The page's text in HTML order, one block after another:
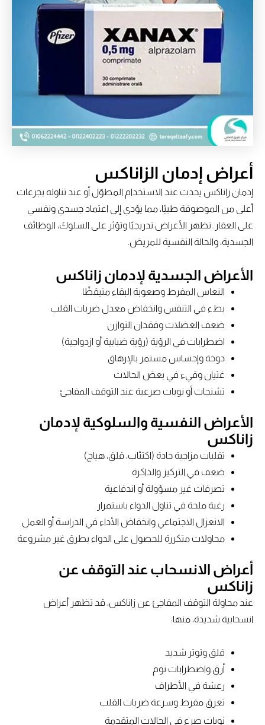
أعراض إدمان الزاناكس
إدمان زاناكس يحدث عند الاستخدام المطوّل أو عند تناوله بجرعات
أعلى من الموصوفة طبيًا، مما يؤدي إلى اعتماد جسدي ونفسي
على العقار. تظهر الأعراض تدريجيًا وتؤثر على السلوك، الوظائف
الجسدية، والحالة النفسية للمريض.
الأعراض الجسدية لإدمان زاناكس
النعاس المفرط وصعوبة البقاء متيقظًا
بطء في التنفس وانخفاض معدل ضربات القلب
ضعف العضلات وفقدان التوازن
اضطرابات في الرؤية (رؤية ضبابية أو ازدواجية)
دوخة وإحساس مستمر بالإرهاق
غثيان وقيء في بعض الحالات
تشنجات أو نوبات صرعية عند التوقف المفاجئ
الأعراض النفسية والسلوكية لإدمان
زاناكس
تقلبات مزاجية حادة (اكتئاب، قلق، هياج)
ضعف في التركيز والذاكرة
تصرفات غير مسؤولة أو اندفاعية
رغبة ملحة في تناول الدواء باستمرار
الانعزال الاجتماعي وانخفاض الأداء في الدراسة أو العمل
محاولات متكررة للحصول على الدواء بطرق غير مشروعة
أعراض الانسحاب عند التوقف عن
زاناكس
عند محاولة التوقف المفاجئ عن زاناكس، قد تظهر أعراض
انسحابية شديدة، منها:
قلق وتوتر شديد
أرق واضطرابات نوم
رعشة في الأطراف
تعرق مفرط وسرعة ضربات القلب
نوبات صرع في الحالات المتقدمة